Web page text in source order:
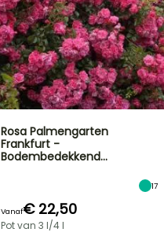
Rosa Palmengarten
Frankfurt -
Bodembedekkend…
17
Vanaf€ 22,50
Pot van 3 l/4 l